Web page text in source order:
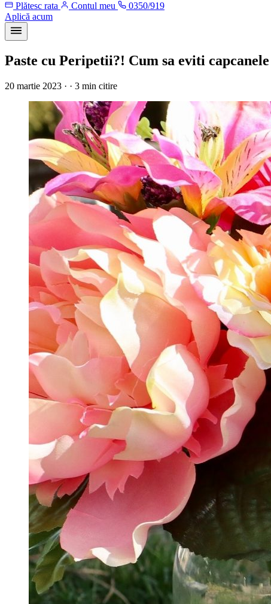
Plătesc rata
Contul meu
0350/919
Aplică acum
Paste cu Peripetii?! Cum sa eviti
20 martie 2023 · · 3 min citire